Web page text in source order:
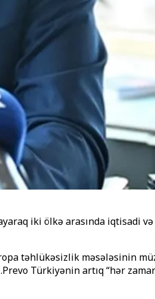
iki ölkə arasında iqtisadi və
təhlükəsizlik məsələsinin
Türkiyənin artıq “hər